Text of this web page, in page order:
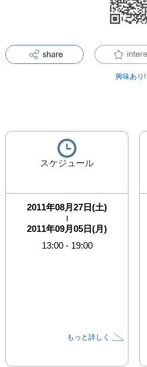
興味あり!
スケジュール
2011年08月27日(土)
|
2011年09月05日(月)
13:00- 19:00
もっと詳しく